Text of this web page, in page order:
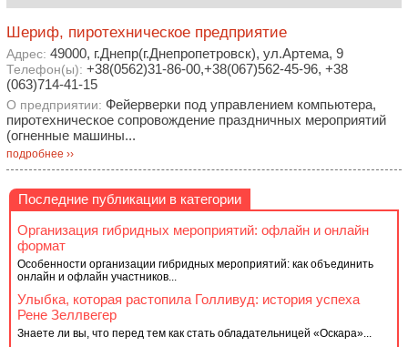
Шериф, пиротехническое предприятие
Адрес: 49000, г.Днепр(г.Днепропетровск), ул.Артема, 9
Телефон(ы): +38(0562)31-86-00,+38(067)562-45-96, +38
(063)714-41-15
О предприятии: Фейерверки под управлением компьютера,
пиротехническое сопровождение праздничных мероприятий
(огненные машины...
подробнее ››
Последние публикации в категории
Организация гибридных мероприятий: офлайн и онлайн
формат
Особенности организации гибридных мероприятий: как объединить
онлайн и офлайн участников...
Улыбка, которая растопила Голливуд: история успеха
Рене Зеллвегер
Знаете ли вы, что перед тем как стать обладательницей «Оскара»...